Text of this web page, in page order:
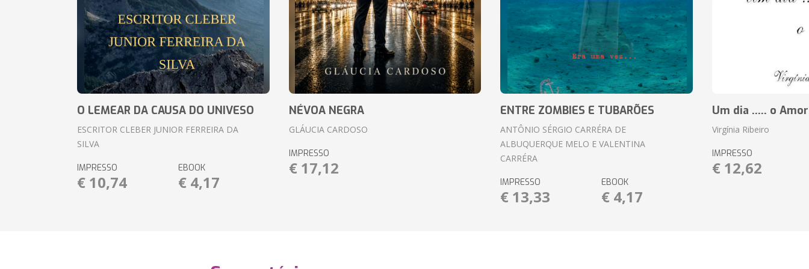
O LEMEAR DA CAUSA DO UNIVESO
ESCRITOR CLEBER JUNIOR FERREIRA DA
SILVA
IMPRESSO
€ 10,74
EBOOK
€ 4,17
NÉVOA NEGRA
GLÁUCIA CARDOSO
IMPRESSO
€ 17,12
ENTRE ZOMBIES E TUBARÕES
ANTÔNIO SÉRGIO CARRÉRA DE
ALBUQUERQUE MELO E VALENTINA
CARRÉRA
IMPRESSO
€ 13,33
EBOOK
€ 4,17
Um dia ..... o Amor
Virgínia Ribeiro
IMPRESSO
€ 12,62